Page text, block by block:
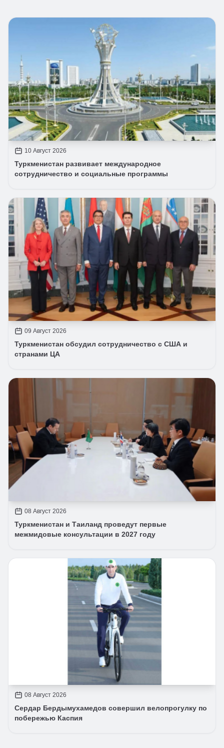
10 Август 2026
Туркменистан развивает международное
сотрудничество и социальные программы
09 Август 2026
Туркменистан обсудил сотрудничество с США и
странами ЦА
08 Август 2026
Туркменистан и Таиланд проведут первые
межмидовые консультации в 2027 году
08 Август 2026
Сердар Бердымухамедов совершил велопрогулку по
побережью Каспия